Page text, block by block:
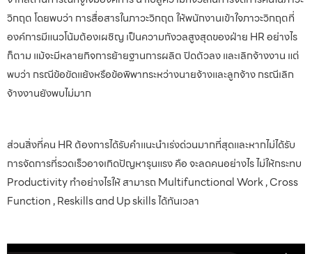
วิกฤต โดยพบว่า การสื่อสารในภาวะวิกฤต ให้พนักงานเข้าใจภาวะวิกฤตที่
องค์การมีแนวโน้มต้องเผชิญ เป็นความกังวลสูงสุดของฝ่าย HR อย่างไร
ก็ตาม แม้จะมีหลายกิจการย้ายฐานการผลิต ปิดตัวลง และเลิกจ้างงาน แต่
พบว่า กรณีข้อขัดแย้งหรือข้อพิพาทระหว่างนายจ้างและลูกจ้าง กรณีเลิก
จ้างงานยังพบไม่มาก
ส่วนสิ่งที่คน HR ต้องการได้รับคำแนะนำเร่งด่วนมากที่สุดและหากไม่ได้รับ
การจัดการที่รวดเร็วอาจเกิดปัญหารุนแรง คือ จะลดคนอย่างไร ไม่ให้กระทบ
Productivity ทำอย่างไรให้ สามารถ Multifunctional Work , Cross
Function , Reskills and Up skills ได้ทันเวลา